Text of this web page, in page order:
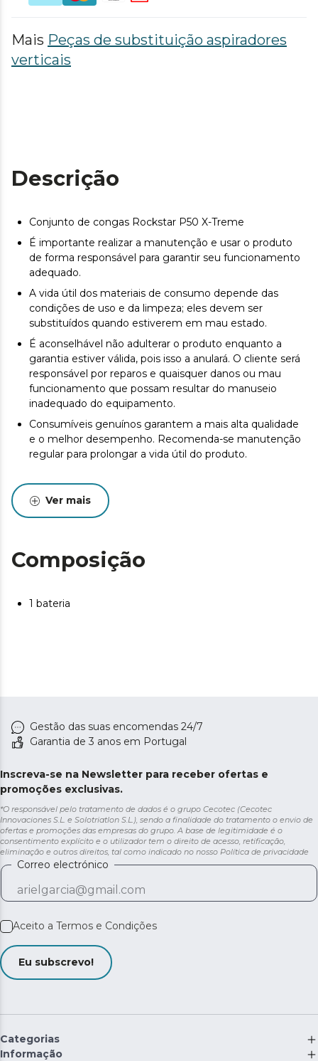
Mais Peças de substituição aspiradores
verticais
Descrição
Conjunto de congas Rockstar P50 X-Treme
É importante realizar a manutenção e usar o produto
de forma responsável para garantir seu funcionamento
adequado.
A vida útil dos materiais de consumo depende das
condições de uso e da limpeza; eles devem ser
substituídos quando estiverem em mau estado.
É aconselhável não adulterar o produto enquanto a
garantia estiver válida, pois isso a anulará. O cliente será
responsável por reparos e quaisquer danos ou mau
funcionamento que possam resultar do manuseio
inadequado do equipamento.
Consumíveis genuínos garantem a mais alta qualidade
e o melhor desempenho. Recomenda-se manutenção
regular para prolongar a vida útil do produto.
Ver mais
Composição
1 bateria
Gestão das suas encomendas 24/7
Garantia de 3 anos em Portugal
Inscreva-se na Newsletter para receber ofertas e
promoções exclusivas.
*O responsável pelo tratamento de dados é o grupo Cecotec (Cecotec
Innovaciones S.L. e Solotriatlon S.L.), sendo a finalidade do tratamento o envio de
ofertas e promoções das empresas do grupo. A base de legitimidade é o
consentimento explícito e o utilizador tem o direito de acesso, retificação,
eliminação e outros direitos, tal como indicado no nosso Política de privacidade
Correo electrónico
Aceito a Termos e Condições
Eu subscrevo!
Categorias
Informação